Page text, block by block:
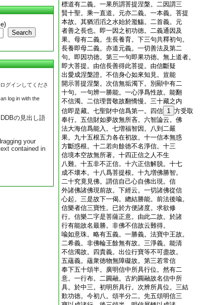
Search
グインしてくださ
log in with the
の見出し語
your
contained in
標道有二義。一果所謂菩提涅槃。二因謂三
賢十聖。乘一直道。元亦二義。一本義。菩提
本故。其猶滔滔之水始於濫觴。二首義。元
者善之長也。即一因之初功徳。二義通因及
果。母有二義。生長養育。下三句共釋初句。
長養即母二義。亦道元義。一切善法及第二
句。即因功徳。第三一句即果功徳。無上道者。
即大菩提。由信長善得此菩提。由信斷疑
出愛成涅槃證。不信身心如來知見。豈能
開示菩提涅槃。次信無垢濁下。別顯中有二
十句。一句辨一勝能。一心淨爲性故。能翻
不信濁。二信理普敬故翻憍慢。三十藏之内
信即是藏。七聖財中信爲第一。四信 1 方受取
奉行。五信財如夢故無所吝。六智論云。佛
法大海信爲能入。七増福智因。八到二嚴
果。九十五根五力各在初故。十一信本無惑
方斷惑根。十二若向餘徳不名淨信。十三
信境本空故無所著。十四正信之人不生
八難。十五非不正信。十六正信解脱。十七
成不壞本。十八爲菩提根。十九増佛勝智。
二十究竟見佛。謂信自己心自佛出現。信
外諸佛諸佛現前故。下經云。一切諸佛從信
心起。三是故下一偈。總結勝能。前法後喩。
信樂者信三寶性。已於方便諸度。求欲修
行。信樂二字是菩薩正意。由此二故。於諸
行有能故名最勝。非佛不信故云難得。
喩如意珠。略有五義。一勝義。法寶中王故。
二希義。非佛輪王餘無有故。三淨義。能清
不信濁故。四貴義。出位行寶等不可盡故。
五蘊義。蘊衆徳物無障礙故。第三若常信
奉下五十頌半。廣明信中所具行位。然有二
意。一行布。二圓融。古約圓融故名信中所
具。於中三。初明所具行。次辨所具位。三結
歎功徳。今初八。頌半分二。先五頌明信三